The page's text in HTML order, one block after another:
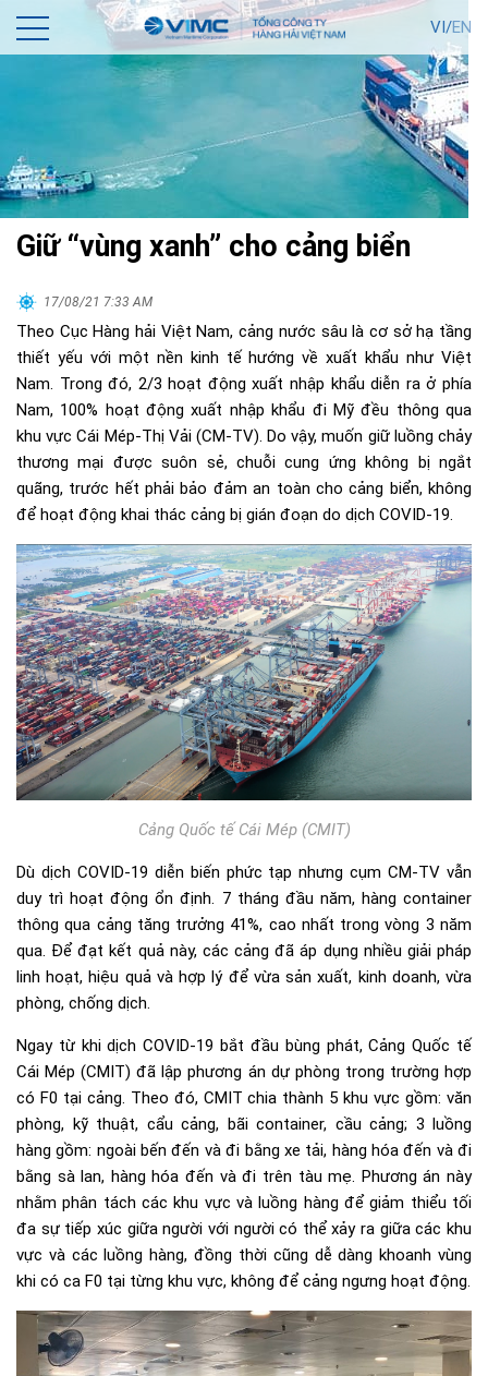
VI/EN
Giữ “vùng xanh” cho cảng biển
17/08/21 7:33 AM
Theo Cục Hàng hải Việt Nam, cảng nước sâu là cơ sở hạ tầng
thiết yếu với một nền kinh tế hướng về xuất khẩu như Việt
Nam. Trong đó, 2/3 hoạt động xuất nhập khẩu diễn ra ở phía
Nam, 100% hoạt động xuất nhập khẩu đi Mỹ đều thông qua
khu vực Cái Mép-Thị Vải (CM-TV). Do vậy, muốn giữ luồng chảy
thương mại được suôn sẻ, chuỗi cung ứng không bị ngắt
quãng, trước hết phải bảo đảm an toàn cho cảng biển, không
để hoạt động khai thác cảng bị gián đoạn do dịch COVID-19.
Cảng Quốc tế Cái Mép (CMIT)
Dù dịch COVID-19 diễn biến phức tạp nhưng cụm CM-TV vẫn
duy trì hoạt động ổn định. 7 tháng đầu năm, hàng container
thông qua cảng tăng trưởng 41%, cao nhất trong vòng 3 năm
qua. Để đạt kết quả này, các cảng đã áp dụng nhiều giải pháp
linh hoạt, hiệu quả và hợp lý để vừa sản xuất, kinh doanh, vừa
phòng, chống dịch.
Ngay từ khi dịch COVID-19 bắt đầu bùng phát, Cảng Quốc tế
Cái Mép (CMIT) đã lập phương án dự phòng trong trường hợp
có F0 tại cảng. Theo đó, CMIT chia thành 5 khu vực gồm: văn
phòng, kỹ thuật, cẩu cảng, bãi container, cầu cảng; 3 luồng
hàng gồm: ngoài bến đến và đi bằng xe tải, hàng hóa đến và đi
bằng sà lan, hàng hóa đến và đi trên tàu mẹ. Phương án này
nhằm phân tách các khu vực và luồng hàng để giảm thiểu tối
đa sự tiếp xúc giữa người với người có thể xảy ra giữa các khu
vực và các luồng hàng, đồng thời cũng dễ dàng khoanh vùng
khi có ca F0 tại từng khu vực, không để cảng ngưng hoạt động.